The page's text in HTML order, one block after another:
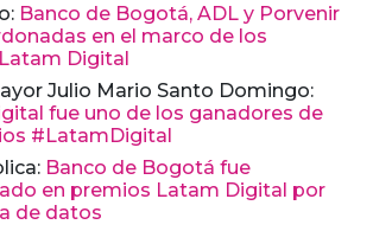
Banco de Bogotá, ADL y Porvenir
en el marco de los
Digital
Julio Mario Santo Domingo:
fue uno de los ganadores de
#LatamDigital
Banco de Bogotá fue
en premios Latam Digital por
de datos